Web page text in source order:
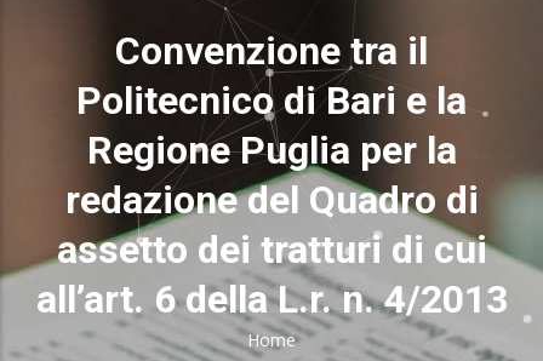
Convenzione tra il
Politecnico di Bari e la
Regione Puglia per la
redazione del Quadro di
assetto dei tratturi di cui
all’art. 6 della L.r. n. 4/2013
Home